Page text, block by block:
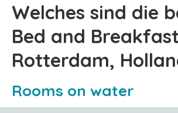
Welches sind die
Bed and
Rotterdam,
Rooms on water